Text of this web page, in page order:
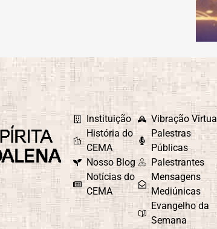
Instituição
História do
CEMA
Nosso Blog
Notícias do
CEMA
Vibração Virtual
Palestras
Públicas
Palestrantes
Mensagens
Mediúnicas
Evangelho da
Semana